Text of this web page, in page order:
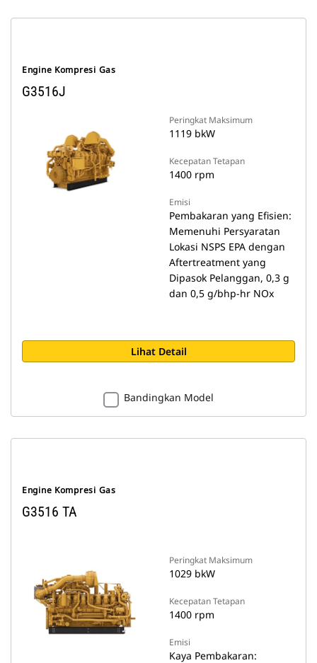
Engine Kompresi Gas
G3516J
Peringkat Maksimum
1119 bkW
Kecepatan Tetapan
1400 rpm
Emisi
Pembakaran yang Efisien:
Memenuhi Persyaratan
Lokasi NSPS EPA dengan
Aftertreatment yang
Dipasok Pelanggan, 0,3 g
dan 0,5 g/bhp-hr NOx
Lihat Detail
Bandingkan Model
Engine Kompresi Gas
G3516 TA
Peringkat Maksimum
1029 bkW
Kecepatan Tetapan
1400 rpm
Emisi
Kaya Pembakaran: